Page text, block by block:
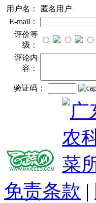
用户名：
匿名用户
E-mail：
评价等
级：
评论内
容：
验证码：
免责条款 |